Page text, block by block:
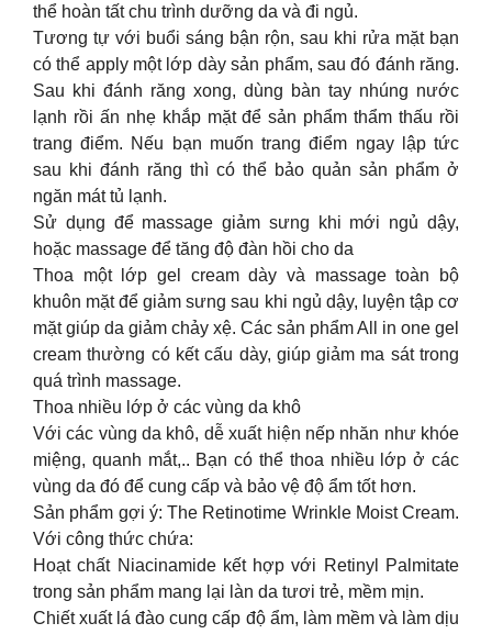
thể hoàn tất chu trình dưỡng da và đi ngủ.
Tương tự với buổi sáng bận rộn, sau khi rửa mặt bạn
có thể apply một lớp dày sản phẩm, sau đó đánh răng.
Sau khi đánh răng xong, dùng bàn tay nhúng nước
lạnh rồi ấn nhẹ khắp mặt để sản phẩm thẩm thấu rồi
trang điểm. Nếu bạn muốn trang điểm ngay lập tức
sau khi đánh răng thì có thể bảo quản sản phẩm ở
ngăn mát tủ lạnh.
Sử dụng để massage giảm sưng khi mới ngủ dậy,
hoặc massage để tăng độ đàn hồi cho da
Thoa một lớp gel cream dày và massage toàn bộ
khuôn mặt để giảm sưng sau khi ngủ dậy, luyện tập cơ
mặt giúp da giảm chảy xệ. Các sản phẩm All in one gel
cream thường có kết cấu dày, giúp giảm ma sát trong
quá trình massage.
Thoa nhiều lớp ở các vùng da khô
Với các vùng da khô, dễ xuất hiện nếp nhăn như khóe
miệng, quanh mắt,.. Bạn có thể thoa nhiều lớp ở các
vùng da đó để cung cấp và bảo vệ độ ẩm tốt hơn.
Sản phẩm gợi ý: The Retinotime Wrinkle Moist Cream.
Với công thức chứa:
Hoạt chất Niacinamide kết hợp với Retinyl Palmitate
trong sản phẩm mang lại làn da tươi trẻ, mềm mịn.
Chiết xuất lá đào cung cấp độ ẩm, làm mềm và làm dịu